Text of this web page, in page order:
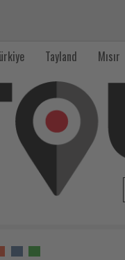
Tayland Mısır